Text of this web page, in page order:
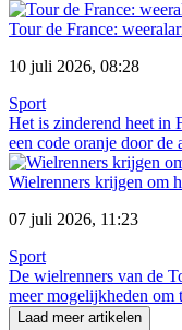
Tour de France:
10 juli 2026, 08:28
Sport
Het is zinderend heet in
een code oranje door de
Wielrenners krijgen om
07 juli 2026, 11:23
Sport
De wielrenners van de
meer mogelijkheden
Laad meer artikelen